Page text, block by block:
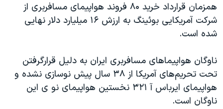
همزمان قرارداد خرید ۸۰ فروند هواپیمای مسافربری از
شرکت آمریکایی بوئینگ به ارزش ۱۶ میلیارد دلار نهایی
شده است.
ناوگان هواپیماهای مسافربری ایران به دلیل قرارگرفتن
تحت تحریم‌های آمریکا از ۳۸ سال پیش نوسازی نشده و
هواپیمای ایرباس آ ۳۲۱ نخستین هواپیمای نو ی این
ناوگان است.